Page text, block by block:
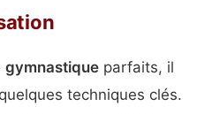
gymnastique parfaits, il
techniques clés.